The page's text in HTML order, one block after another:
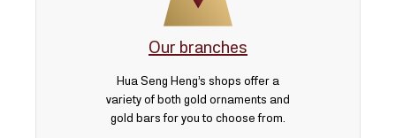
Our branches
Hua Seng Heng’s shops offer a
variety of both gold ornaments and
gold bars for you to choose from.